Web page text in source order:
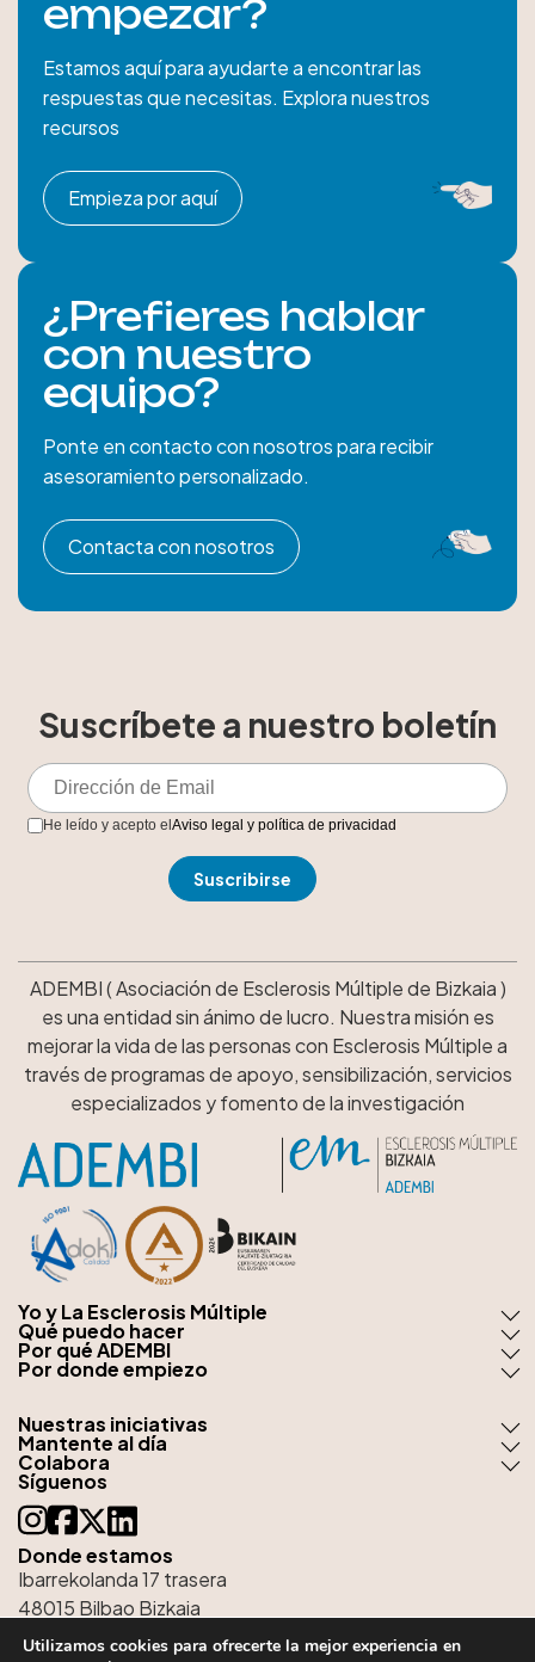
empezar?
Estamos aquí para ayudarte a encontrar las
respuestas que necesitas. Explora nuestros
recursos
Empieza por aquí
¿Prefieres hablar
con nuestro
equipo?
Ponte en contacto con nosotros para recibir
asesoramiento personalizado.
Contacta con nosotros
Suscríbete a nuestro boletín
He leído y acepto elAviso legal y política de privacidad
ADEMBI ( Asociación de Esclerosis Múltiple de Bizkaia )
es una entidad sin ánimo de lucro. Nuestra misión es
mejorar la vida de las personas con Esclerosis Múltiple a
través de programas de apoyo, sensibilización, servicios
especializados y fomento de la investigación
Yo y La Esclerosis Múltiple
Qué puedo hacer
Por qué ADEMBI
Por donde empiezo
Donde estamos
Ibarrekolanda 17 trasera
48015 Bilbao Bizkaia
tel:944 76 51 38
Nuestras iniciativas
Mantente al día
Colabora
Síguenos
Utilizamos cookies para ofrecerte la mejor experiencia en